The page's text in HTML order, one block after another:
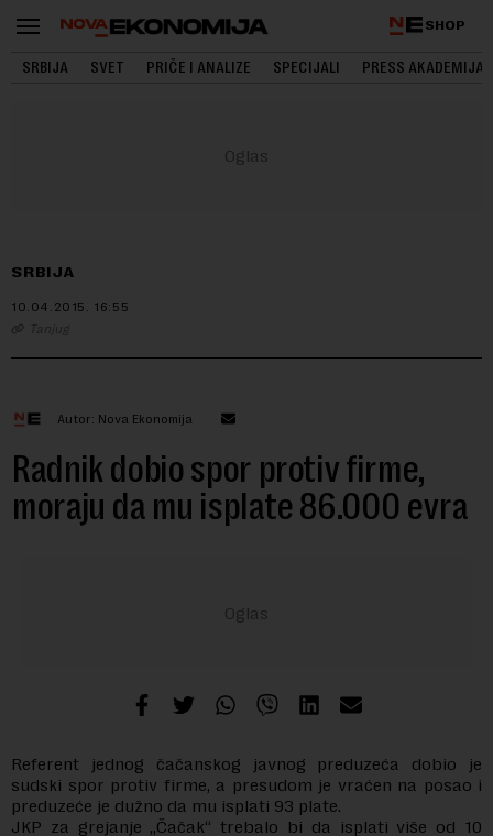
SHOP
SRBIJA SVET PRIČE I ANALIZE SPECIJALI PRESS AKADEMIJA
SRBIJA
10.04.2015. 16:55
Tanjug
Autor: Nova Ekonomija
Radnik dobio spor protiv firme,
moraju da mu isplate 86.000 evra
Referent jednog čačanskog javnog preduzeća dobio je
sudski spor protiv firme, a presudom je vraćen na posao i
preduzeće je dužno da mu isplati 93 plate.
JKP za grejanje „Čačak“ trebalo bi da isplati više od 10